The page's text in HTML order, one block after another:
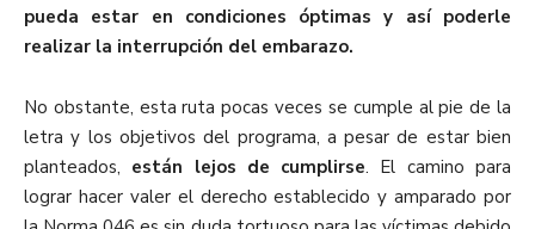
pueda estar en condiciones óptimas y así poderle
realizar la interrupción del embarazo.
No obstante, esta ruta pocas veces se cumple al pie de la
letra y los objetivos del programa, a pesar de estar bien
planteados, están lejos de cumplirse. El camino para
lograr hacer valer el derecho establecido y amparado por